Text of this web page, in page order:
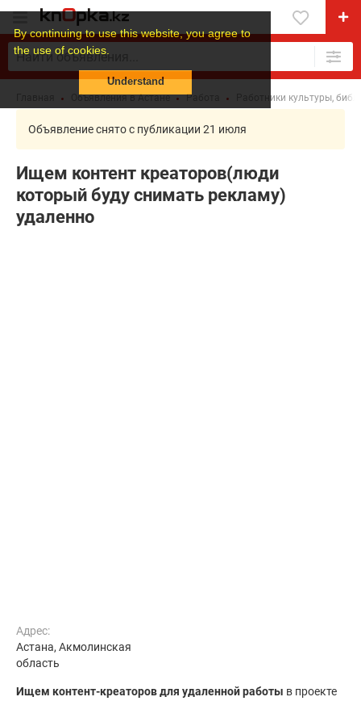
By continuing to use this website, you agree to
the use of cookies.
Understand
Объявления в Астане Работа Работники культуры,
Объявление снято с публикации 21 июля
Ищем контент креаторов(люди
который буду снимать рекламу)
удаленно
Адрес:
Астана, Акмолинская
область
Ищем контент-креаторов для удаленной работы в проекте